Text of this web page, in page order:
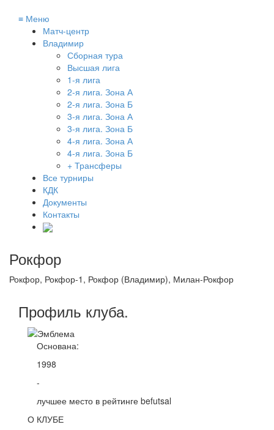
≡ Меню
Матч-центр
Владимир
Сборная тура
Высшая лига
1-я лига
2-я лига. Зона А
2-я лига. Зона Б
3-я лига. Зона А
3-я лига. Зона Б
4-я лига. Зона А
4-я лига. Зона Б
+ Трансферы
Все турниры
КДК
Документы
Контакты
Рокфор
Рокфор, Рокфор-1, Рокфор (Владимир), Милан-Рокфор
Профиль клуба.
Основана:
1998
-
лучшее место в рейтинге befutsal
О КЛУБЕ